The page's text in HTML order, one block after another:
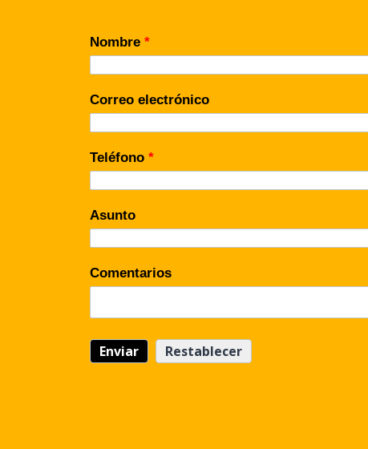
Nombre *
Correo electrónico
Teléfono *
Asunto
Comentarios